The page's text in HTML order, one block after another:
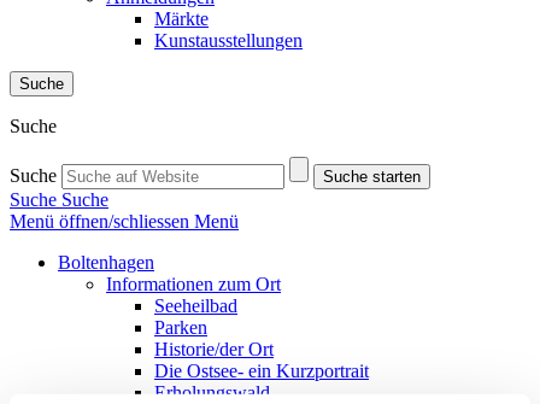
Märkte
Kunstausstellungen
Suche
Suche
Suche Suche starten
Suche Suche
Menü öffnen/schliessen Menü
Boltenhagen
Informationen zum Ort
Seeheilbad
Parken
Historie/der Ort
Die Ostsee- ein Kurzportrait
Erholungswald